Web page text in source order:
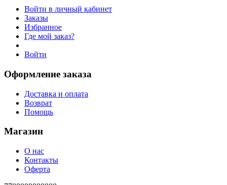
Войти в личный кабинет
Заказы
Избранное
Где мой заказ?
Войти
Оформление заказа
Доставка и оплата
Возврат
Помощь
Магазин
О нас
Контакты
Оферта